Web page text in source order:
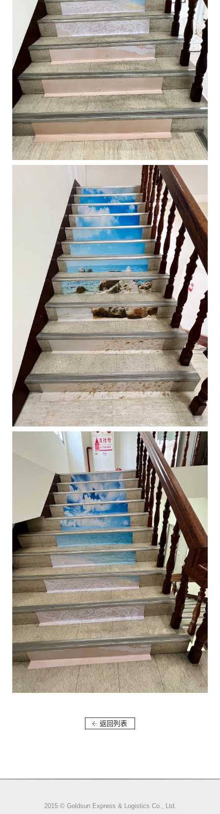
返回列表
2015 © Goldsun Express & Logistics Co., Ltd.